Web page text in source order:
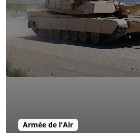
Armée de l'Air